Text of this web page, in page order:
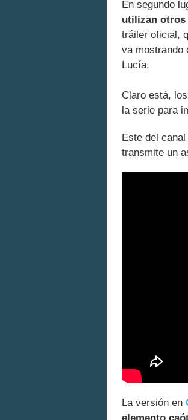
En segundo
utilizan otros
tráiler oficial,
va mostrando
Lucía.
Claro está,
la serie para
Este del
transmite un
La versión en